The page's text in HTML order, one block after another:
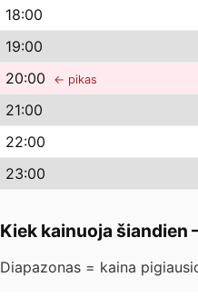
18:00
19:00
20:00 ← pikas
21:00
22:00
23:00
Kiek kainuoja šiandien
Diapazonas = kaina